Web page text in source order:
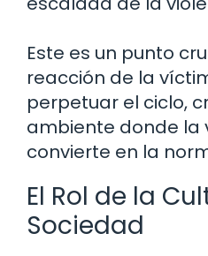
Este es un punto
reacción de la
perpetuar el ciclo,
ambiente donde la
convierte en la
El Rol de la
Sociedad